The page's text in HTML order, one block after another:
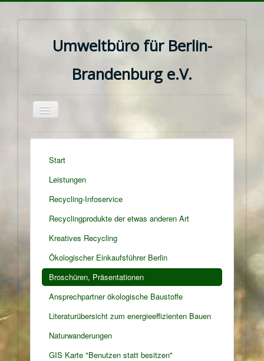
Umweltbüro für Berlin-
Brandenburg e.V.
Navigation
an/aus
Start
Leistungen
Recycling-Infoservice
Recyclingprodukte der etwas anderen Art
Kreatives Recycling
Ökologischer Einkaufsführer Berlin
Broschüren, Präsentationen
Ansprechpartner ökologische Baustoffe
Literaturübersicht zum energieeffizienten Bauen
Naturwanderungen
GIS Karte "Benutzen statt besitzen"